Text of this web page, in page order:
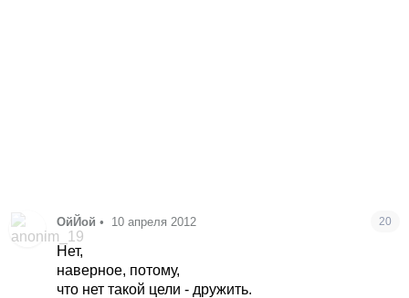
ОйЙой • 10 апреля 2012 20
Нет,
наверное, потому,
что нет такой цели - дружить.